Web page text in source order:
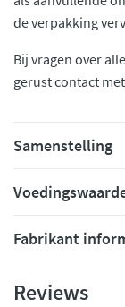
de verpakking
Bij vragen over
gerust contact
Samenstelling
Fabrikant
Reviews